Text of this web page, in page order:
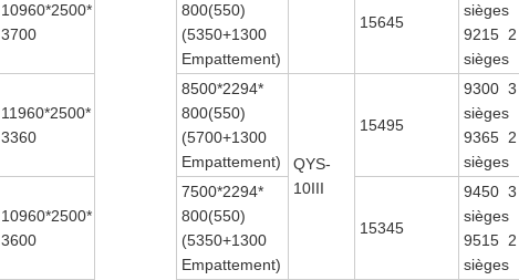
10960*2500*
3700
800(550)
(5350+1300
Empattement)
15645
sièges
9215 2
sièges
11960*2500*
3360
8500*2294*
800(550)
(5700+1300
Empattement)
QYS-
10III
15495
9300 3
sièges
9365 2
sièges
10960*2500*
3600
7500*2294*
800(550)
(5350+1300
Empattement)
15345
9450 3
sièges
9515 2
sièges